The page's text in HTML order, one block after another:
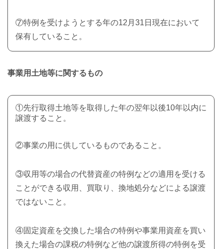
⑦特例を受けようとする年の12月31日現在において
保有していること。
事業用土地等に関するもの
①先行取得土地等を取得した年の翌年以後10年以内に
譲渡すること。
②事業の用に供しているものであること。
③収用等の場合の代替資産の特例などの適用を受ける
ことができる収用、買取り、換地処分などによる譲渡
ではないこと。
④固定資産を交換した場合の特例や事業用資産を買い
換えた場合の課税の特例など他の譲渡所得の特例を受